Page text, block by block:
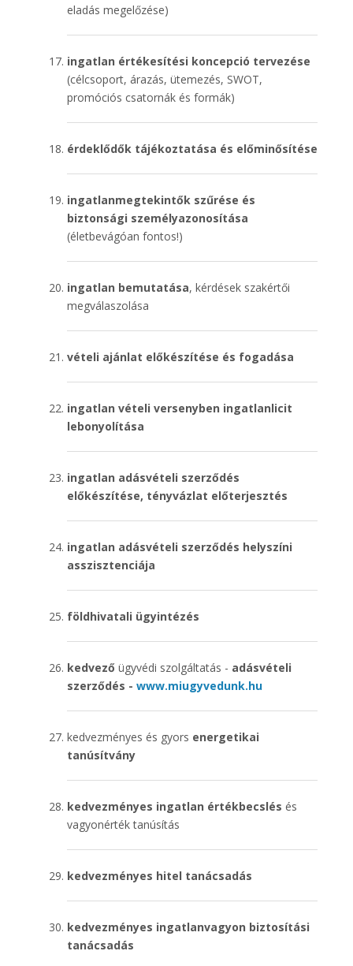
eladás megelőzése)
ingatlan értékesítési koncepció tervezése
(célcsoport, árazás, ütemezés, SWOT,
promóciós csatornák és formák)
érdeklődők tájékoztatása és előminősítése
ingatlanmegtekintők szűrése és
biztonsági személyazonosítása
(életbevágóan fontos!)
ingatlan bemutatása, kérdések szakértői
megválaszolása
vételi ajánlat előkészítése és fogadása
ingatlan vételi versenyben ingatlanlicit
lebonyolítása
ingatlan adásvételi szerződés
előkészítése, tényvázlat előterjesztés
ingatlan adásvételi szerződés helyszíni
asszisztenciája
földhivatali ügyintézés
kedvező ügyvédi szolgáltatás - adásvételi
szerződés - www.miugyvedunk.hu
kedvezményes és gyors energetikai
tanúsítvány
kedvezményes ingatlan értékbecslés és
vagyonérték tanúsítás
kedvezményes hitel tanácsadás
kedvezményes ingatlanvagyon biztosítási
tanácsadás